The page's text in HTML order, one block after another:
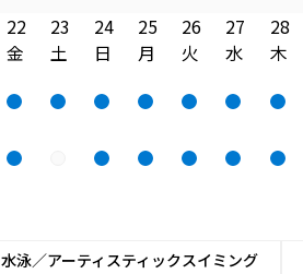
22 23 24 25 26 27 28
金 土 日 月 火 水 木
水泳／アーティスティックスイミング